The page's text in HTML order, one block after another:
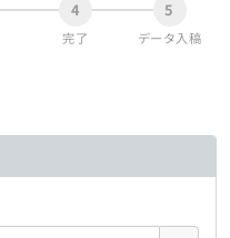
4
完了
5
データ入稿